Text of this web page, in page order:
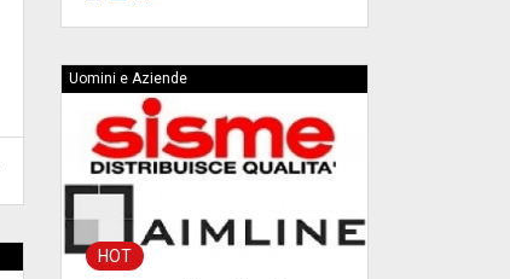
Uomini e Aziende
HOT